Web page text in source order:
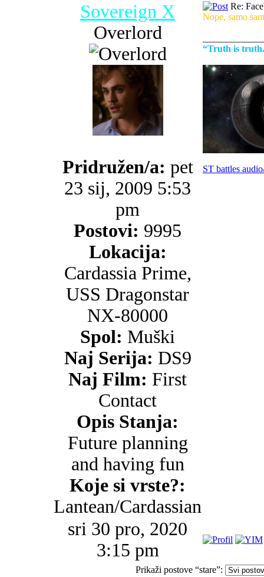
Sovereign X
Overlord
Pridružen/a: pet
23 sij, 2009 5:53
pm
Postovi: 9995
Lokacija:
Cardassia Prime,
USS Dragonstar
NX-80000
Spol: Muški
Naj Serija: DS9
Naj Film: First
Contact
Opis Stanja:
Future planning
and having fun
Koje si vrste?:
Lantean/Cardassian
Re:
Nope, samo
“Truth is
ST battles
sri 30 pro, 2020
3:15 pm
Prikaži postove “stare”: